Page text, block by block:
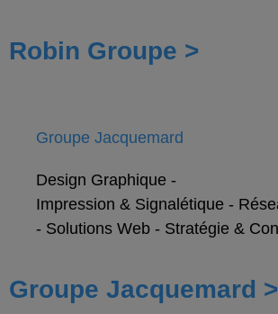
Robin Groupe >
Groupe Jacquemard
Design Graphique -
Impression & Signalétique -
- Solutions Web - Stratégie &
Groupe Jacquemard >